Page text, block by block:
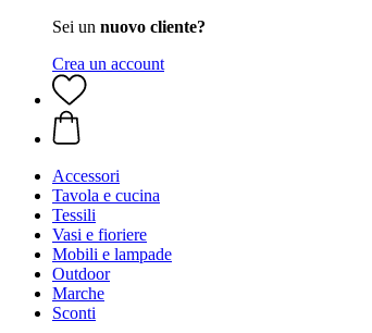
Sei un nuovo cliente?
Crea un account
Accessori
Tavola e cucina
Tessili
Vasi e fioriere
Mobili e lampade
Outdoor
Marche
Sconti